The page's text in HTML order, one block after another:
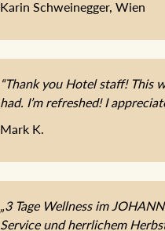
Karin Schweinegger, Wien
“Thank you Hotel staff! This
had. I’m refreshed! I
Mark K.
„3 Tage Wellness im
Service und herrlichem